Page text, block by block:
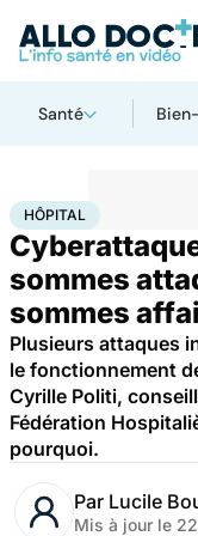
Santé
AccueilSanté
HÔPITAL
sommes
sommes
Plusieurs attaques
le fonctionnement
Cyrille Politi,
Fédération
pourquoi.
Par Lucile
Mis à jour le